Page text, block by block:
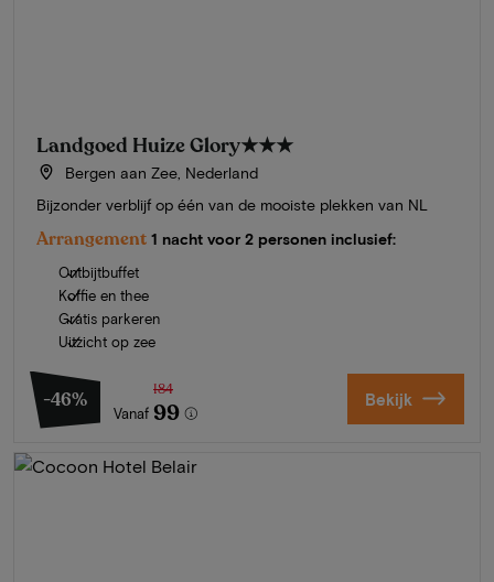
Landgoed Huize Glory★★★
Bergen aan Zee, Nederland
Bijzonder verblijf op één van de mooiste plekken van NL
Arrangement 1 nacht voor 2 personen inclusief:
Ontbijtbuffet
Koffie en thee
Gratis parkeren
Uitzicht op zee
-46%
Vanaf
184
99 Bekijk